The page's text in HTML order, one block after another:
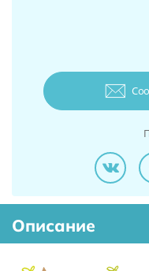
Описание